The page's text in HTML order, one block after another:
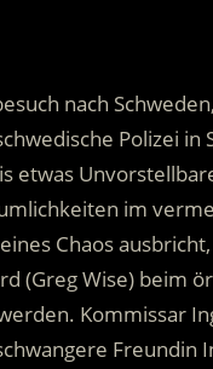
nach
Polizei in
etwas
im
Chaos
(Greg Wise) beim
Kommissar
Freundin